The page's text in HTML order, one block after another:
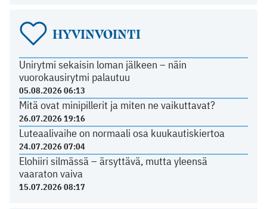
HYVINVOINTI
Unirytmi sekaisin loman jälkeen – näin
vuorokausirytmi palautuu
05.08.2026 06:13
Mitä ovat minipillerit ja miten ne vaikuttavat?
26.07.2026 19:16
Luteaalivaihe on normaali osa kuukautiskiertoa
24.07.2026 07:04
Elohiiri silmässä – ärsyttävä, mutta yleensä
vaaraton vaiva
15.07.2026 08:17